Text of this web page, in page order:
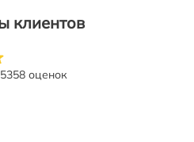
клиентов
5358 оценок